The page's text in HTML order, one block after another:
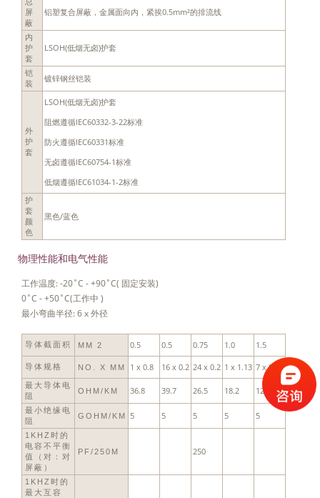
屏
蔽
铝塑复合屏蔽，金属面向内，紧挨0.5mm²的排流线
内
护
套
LSOH(低烟无卤)护套
铠
装
镀锌钢丝铠装
外
护
套
LSOH(低烟无卤)护套
阻燃遵循IEC60332-3-22标准
防火遵循IEC60331标准
无卤遵循IEC60754-1标准
低烟遵循IEC61034-1-2标准
护
套
颜
色
黑色/蓝色
物理性能和电气性能
工作温度: -20˚C - +90˚C( 固定安装)
0˚C - +50˚C(工作中 )
最小弯曲半径: 6 x 外径
导体截面积 MM 2 0.5 0.5 0.75 1.0 1.5
导体规格 NO. X MM 1 x 0.8 16 x 0.2 24 x 0.2 1 x 1.13 7 x 0.53
最大导体电
阻
OHM/KM 36.8 39.7 26.5 18.2 12.3
最小绝缘电
阻
GOHM/KM 5 5 5 5 5
1KHZ时的
电容不平衡
值（对：对
屏蔽）
PF/250M 250
1KHZ时的
最大互容